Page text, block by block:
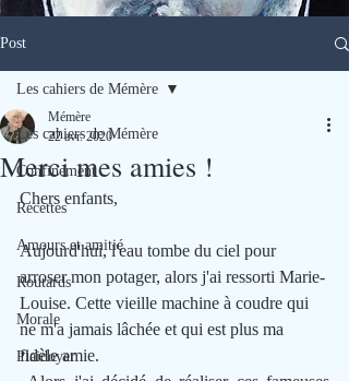
Post
Les cahiers de Mémère
Confinement
Recettes
Amours et amitié
Routards
Morale
Plaidoyer
Les cahiers de Mémère
Merci mes amies !
Mémère
22 avr. 2020
Chers enfants,
Aujourd'hui, l'eau tombe du ciel pour
arroser mon potager, alors j'ai ressorti Marie-
Louise. Cette vieille machine à coudre qui
ne m'a jamais lâchée et qui est plus ma
fidèle amie.